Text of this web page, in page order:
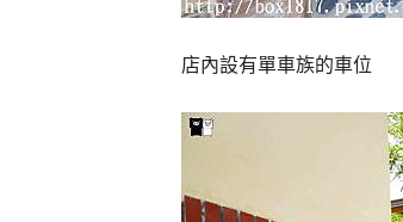
店內設有單車族的車位